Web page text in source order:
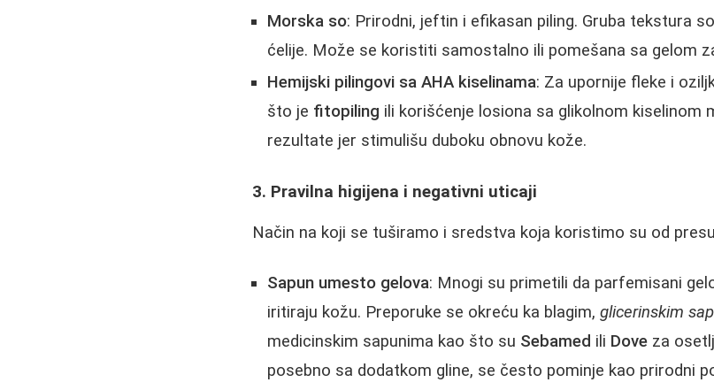
Morska so: Prirodni, jeftin i efikasan piling. Gruba tekstura
ćelije. Može se koristiti samostalno ili pomešana sa gelom
Hemijski pilingovi sa AHA kiselinama: Za upornije fleke i
što je fitopiling ili korišćenje losiona sa glikolnom kiselinom
rezultate jer stimulišu duboku obnovu kože.
3. Pravilna higijena i negativni uticaji
Način na koji se tuširamo i sredstva koja koristimo su od
Sapun umesto gelova: Mnogi su primetili da parfemisani
iritiraju kožu. Preporuke se okreću ka blagim,glicerinskim
medicinskim sapunima kao što su Sebamed ili Dove za
posebno sa dodatkom gline, se često pominje kao prirodni